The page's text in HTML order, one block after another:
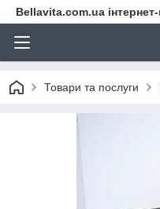
Bellavita.com.ua
Товари та послуги